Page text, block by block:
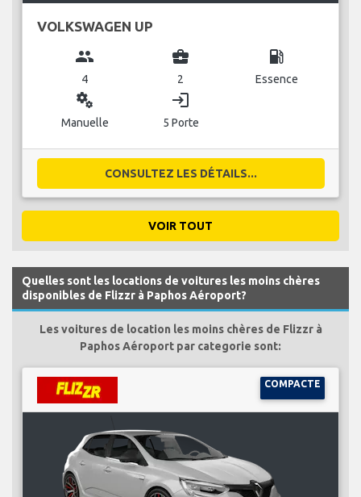
VOLKSWAGEN UP
group
4
business_center
2
local_gas_station
Essence
miscellaneous_services
Manuelle
login
5 Porte
CONSULTEZ LES DÉTAILS...
VOIR TOUT
Quelles sont les locations de voitures les moins chères
disponibles de Flizzr à Paphos Aéroport?
Les voitures de location les moins chères de Flizzr à
Paphos Aéroport par categorie sont:
COMPACTE